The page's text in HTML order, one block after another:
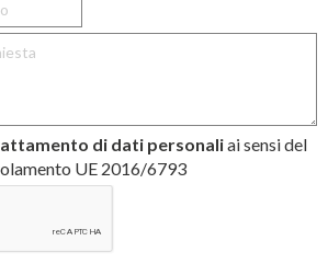
di dati personaliai sensi del
UE 2016/6793